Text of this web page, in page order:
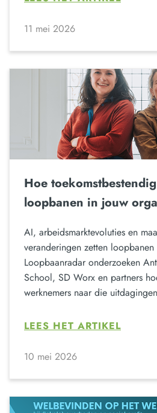
11 mei 2026
Hoe
loopbanen in jouw
AI, arbeidsmarktevoluties en
veranderingen zetten
Loopbaanradar onderzoeken
School, SD Worx en partners
werknemers naar die
LEES HET ARTIKEL
10 mei 2026